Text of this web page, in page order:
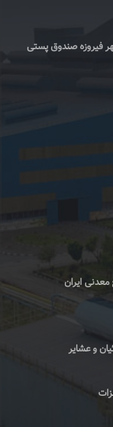
به شهر فیروزه صندوق پستی
ایران
و عشایر